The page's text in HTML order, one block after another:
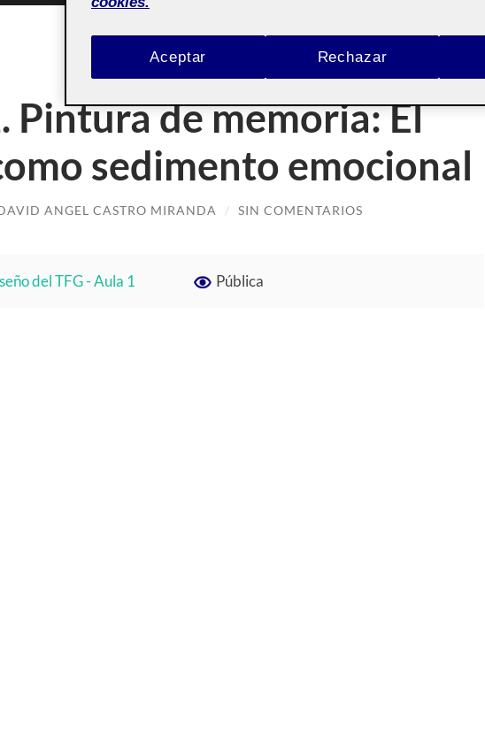
Pintura de memoria: El
sedimento emocional
ANGEL CASTRO MIRANDA / SIN COMENTARIOS
del TFG - Aula 1 Pública
Rechazar
Aceptar